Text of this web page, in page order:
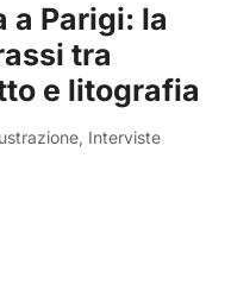
a Parigi: la
tra
e litografia
, Interviste